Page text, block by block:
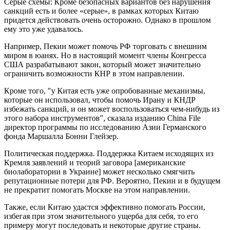
санкций есть и более «серые», в рамках которых Китаю
придется действовать очень осторожно. Однако в прошлом
ему это уже удавалось.
Например, Пекин может помочь РФ торговать с внешним
миром в юанях. Но в настоящий момент члены Конгресса
США разрабатывают закон, который может значительно
ограничить возможности КНР в этом направлении.
Кроме того, "у Китая есть уже опробованные механизмы,
которые он использовал, чтобы помочь Ирану и КНДР
избежать санкций, и он может воспользоваться чем-нибудь из
этого набора инструментов", сказала изданию China File
директор программы по исследованию Азии Германского
фонда Маршалла Бонни Глейзер.
Политическая поддержка. Поддержка Китаем исходящих из
Кремля заявлений и теорий заговора [американские
биолаборатории в Украине] может несколько смягчить
репутационные потери для РФ. Вероятно, Пекин и в будущем
не прекратит помогать Москве на этом направлении.
Также, если Китаю удастся эффективно помогать России,
избегая при этом значительного ущерба для себя, то его
примеру могут последовать и некоторые другие страны.